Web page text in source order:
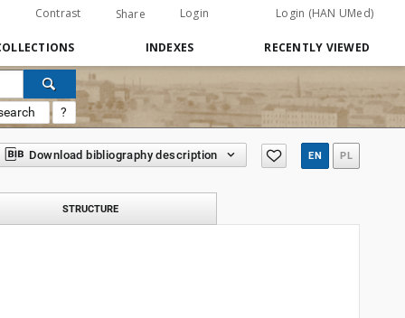
Contrast Share Login Login (HAN UMed)
INDEXES RECENTLY VIEWED
?
Download bibliography description EN PL
STRUCTURE